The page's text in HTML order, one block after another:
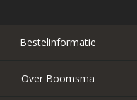
Bestelinformatie
Over Boomsma